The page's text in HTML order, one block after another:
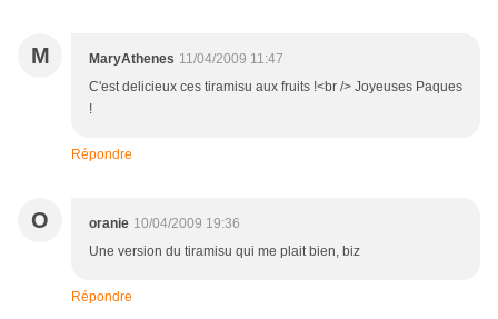
M MaryAthenes 11/04/2009 11:47
C'est delicieux ces tiramisu aux fruits !<br /> Joyeuses Paques
!
Répondre
O oranie 10/04/2009 19:36
Une version du tiramisu qui me plait bien, biz
Répondre